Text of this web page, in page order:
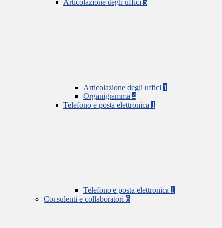
Articolazione degli uffici 5
Articolazione degli uffici 1
Organigramma 4
Telefono e posta elettronica 1
Telefono e posta elettronica 1
Consulenti e collaboratori 6